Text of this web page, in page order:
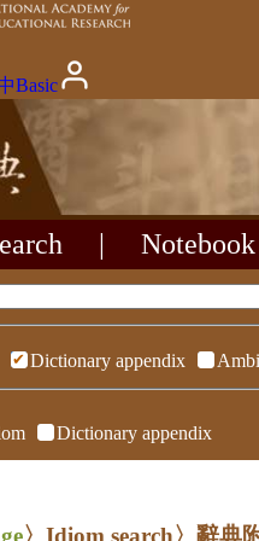
Basic
Notebook
Dictionary appendix
Dictionary appendix
〉Idiom search〉辭典